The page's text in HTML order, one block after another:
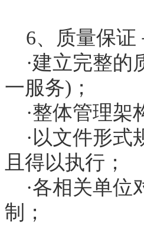
6、质量保证
·建立完整的
一服务)；
·整体管理架
·以文件形式
且得以执行；
·各相关单位
制；